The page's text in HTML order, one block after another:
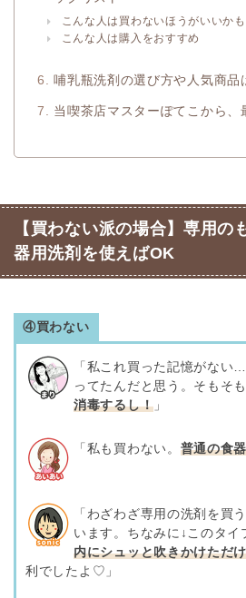
こんな人は買わないほうがいいか
こんな人は購入をおすすめ
哺乳瓶洗剤の選び方や人気商品
当喫茶店マスターぽてこから、
【買わない派の場合】専用の
器用洗剤を使えばOK
④買わない
「私これ買った記憶がない
ってたんだと思う。そもそ
消毒するし！ 」
「私も買わない。 普通の食
「わざわざ専用の洗剤を買
います。ちなみに↓このタイ
内にシュッと吹きかけただ
利でしたよ♡」